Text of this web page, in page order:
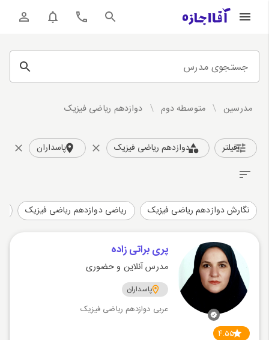
جستجوی مدرس
مدرسین / متوسطه دوم / دوازدهم ریاضی فیزیک
فیلتر دوازدهم ریاضی فیزیک پاسداران
نگارش دوازدهم ریاضی فیزیک ریاضی دوازدهم ریاضی فیزیک
4.55
پری براتی زاده
مدرس آنلاین و حضوری
پاسداران
عربی دوازدهم ریاضی فیزیک